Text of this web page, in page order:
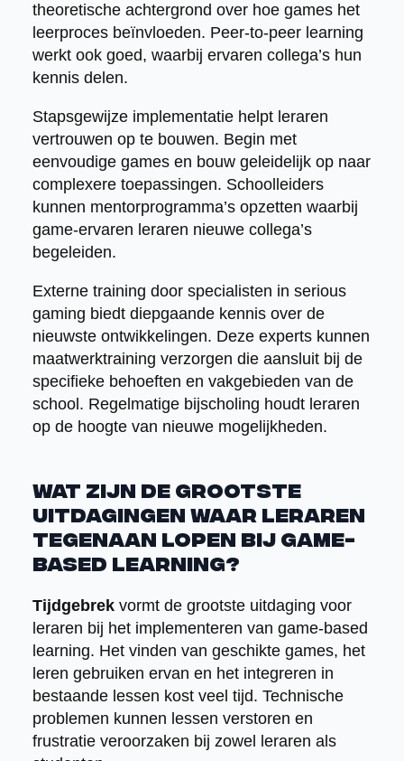
theoretische achtergrond over hoe games het
leerproces beïnvloeden. Peer-to-peer learning
werkt ook goed, waarbij ervaren collega’s hun
kennis delen.
Stapsgewijze implementatie helpt leraren
vertrouwen op te bouwen. Begin met
eenvoudige games en bouw geleidelijk op naar
complexere toepassingen. Schoolleiders
kunnen mentorprogramma’s opzetten waarbij
game-ervaren leraren nieuwe collega’s
begeleiden.
Externe training door specialisten in serious
gaming biedt diepgaande kennis over de
nieuwste ontwikkelingen. Deze experts kunnen
maatwerktraining verzorgen die aansluit bij de
specifieke behoeften en vakgebieden van de
school. Regelmatige bijscholing houdt leraren
op de hoogte van nieuwe mogelijkheden.
Wat zijn de grootste
uitdagingen waar leraren
tegenaan lopen bij game-
based learning?
Tijdgebrekvormt de grootste uitdaging voor
leraren bij het implementeren van game-based
learning. Het vinden van geschikte games, het
leren gebruiken ervan en het integreren in
bestaande lessen kost veel tijd. Technische
problemen kunnen lessen verstoren en
frustratie veroorzaken bij zowel leraren als